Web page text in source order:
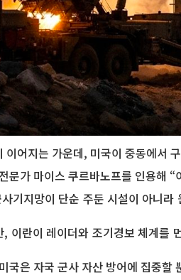
어지는 가운데, 미국이 중동에서
문가 마이스 쿠르바노프를 인용해
기지망이 단순 주둔 시설이 아니
이란이 레이더와 조기경보 체계
국은 자국 군사 자산 방어에 집중